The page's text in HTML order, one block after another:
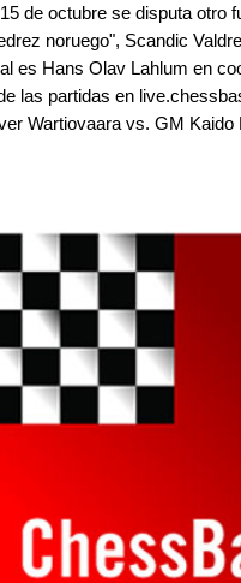
de octubre se disputa otro
noruego", Scandic
es Hans Olav Lahlum en
las partidas en
Wartiovaara vs. GM